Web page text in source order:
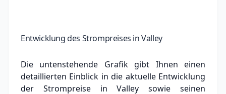
Entwicklung des Strompreises in Valley
Die untenstehende Grafik gibt Ihnen einen
detaillierten Einblick in die aktuelle Entwicklung
der Strompreise in Valley sowie seinen